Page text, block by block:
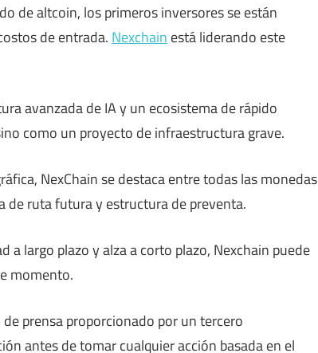
de altcoin, los primeros inversores se están
de entrada. Nexchain está liderando este
avanzada de IA y un ecosistema de rápido
como un proyecto de infraestructura grave.
NexChain se destaca entre todas las monedas
de ruta futura y estructura de preventa.
largo plazo y alza a corto plazo, Nexchain puede
momento.
prensa proporcionado por un tercero
antes de tomar cualquier acción basada en el